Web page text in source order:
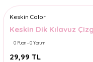
Keskin Color
Keskin Dik Kılavuz
0 Puan - 0 Yorum
29,99 TL